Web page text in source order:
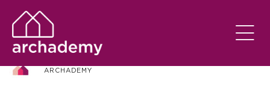
IMG_4469
ARCHADEMY